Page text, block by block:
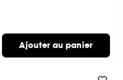
Ajouter au panier